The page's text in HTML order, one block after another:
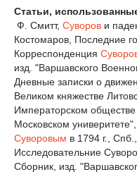
Статьи,
Ф. Смитт, Суворов и
Костомаров, Последние
Корреспонденция
изд. "Варшавского
Дневные записки о
Великом княжестве
Императорском
Московском
Суворовым в 1794 г.,
Исследовательние
Сборник, изд.